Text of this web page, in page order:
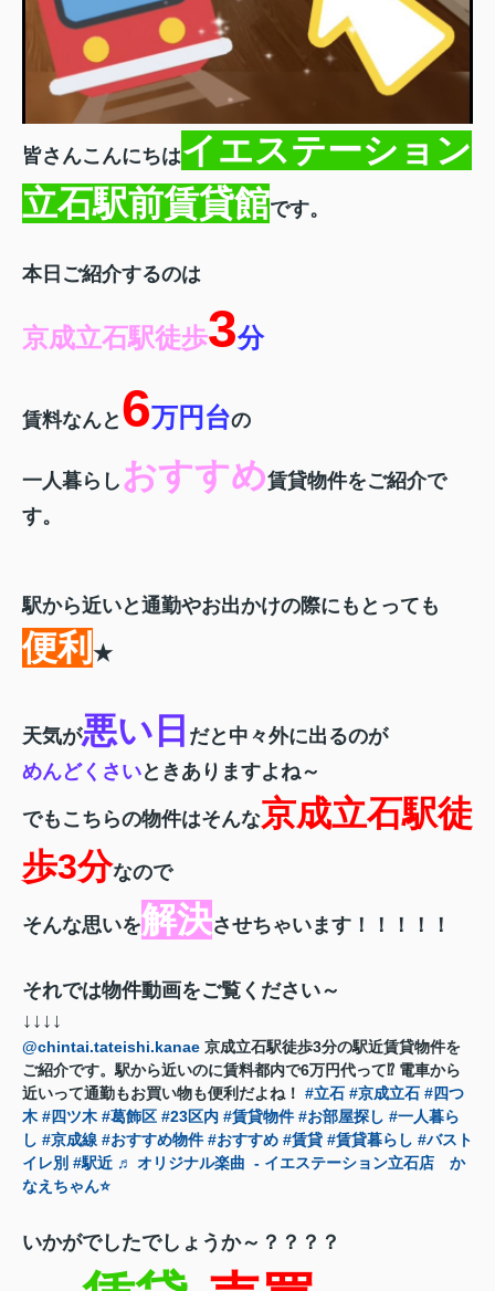
皆さんこんにちはイエステーション
立石駅前賃貸館です。
本日ご紹介するのは
京成立石駅徒歩3分
賃料なんと 6万円台の
一人暮らし おすすめ賃貸物件をご紹介で
す。
駅から近いと通勤やお出かけの際にも とっても
便利 ★
天気が悪い日 だと中々外に出るのが
めんどくさいときありますよね～
でもこちらの物件はそんな京成立石駅徒
歩3分なので
そんな思いを解決させちゃいます！！！！！
それでは物件動画をご覧ください～
↓↓↓↓
@chintai.tateishi.kanae 京成立石駅徒歩3分の駅近賃貸物件を
ご紹介です。駅から近いのに賃料都内で6万円代って⁉️ 電車から
近いって通勤もお買い物も便利だよね！ #立石 #京成立石 #四つ
木 #四ツ木 #葛飾区 #23区内 #賃貸物件 #お部屋探し #一人暮ら
し #京成線 #おすすめ物件 #おすすめ #賃貸 #賃貸暮らし #バスト
イレ別 #駅近 ♬ オリジナル楽曲 - イエステーション立石店 か
なえちゃん⭐️
いかがでしたでしょうか～？？？？